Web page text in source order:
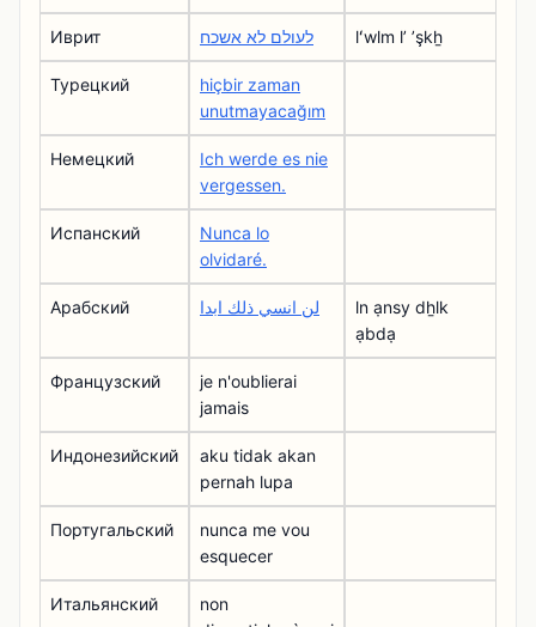
Иврит לעולם לא אשכח lʻwlm lʼ ʼşkẖ
Турецкий
hiçbir zaman
unutmayacağım
Немецкий
Ich werde es nie
vergessen.
Испанский
Nunca lo
olvidaré.
Арабский لن انسي ذلك ابدا
ln ạnsy dẖlk
ạbdạ
Французский
je n'oublierai
jamais
Индонезийский
aku tidak akan
pernah lupa
Португальский
nunca me vou
esquecer
Итальянский
non